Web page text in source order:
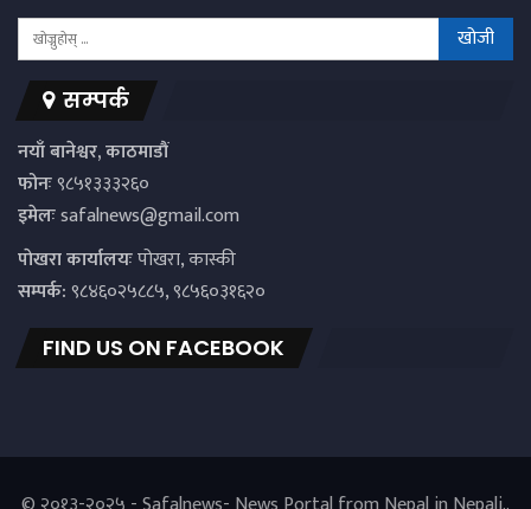
सम्पर्क
नयाँ बानेश्वर, काठमाडौं
फोनः९८५१३३३२६०
इमेलःsafalnews@gmail.com
पाेखरा कार्यालयःपोखरा, कास्की
सम्पर्क:९८४६०२५८८५, ९८५६०३१६२०
FIND US ON FACEBOOK